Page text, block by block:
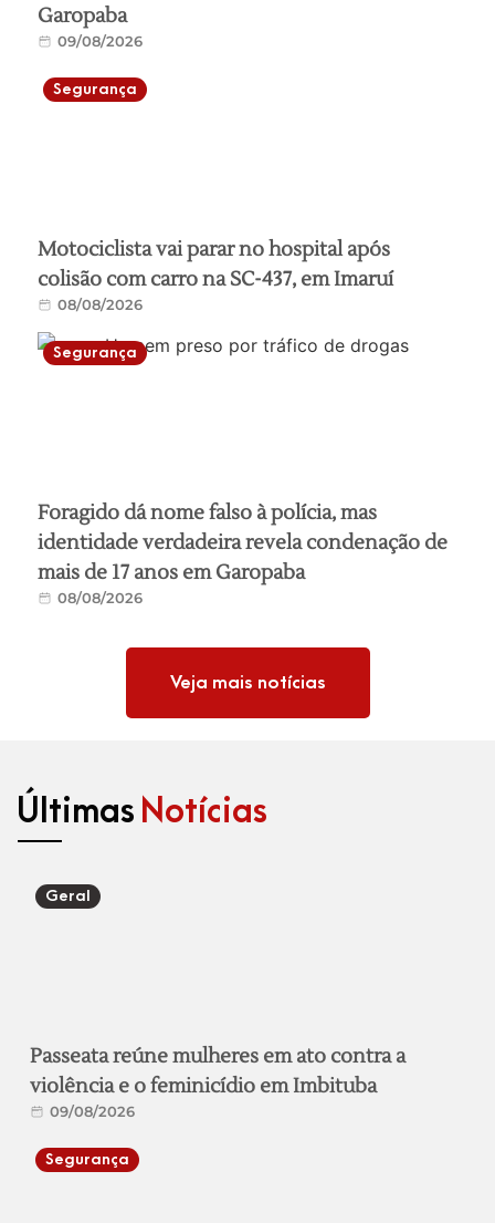
Garopaba
09/08/2026
Segurança
Motociclista vai parar no hospital após
colisão com carro na SC-437, em Imaruí
08/08/2026
Segurança
Foragido dá nome falso à polícia, mas
identidade verdadeira revela condenação de
mais de 17 anos em Garopaba
08/08/2026
Veja mais notícias
Últimas Notícias
Geral
Passeata reúne mulheres em ato contra a
violência e o feminicídio em Imbituba
09/08/2026
Segurança